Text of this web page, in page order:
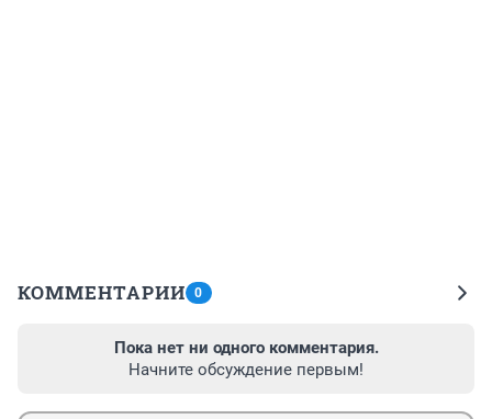
КОММЕНТАРИИ 0
Пока нет ни одного комментария.
Начните обсуждение первым!